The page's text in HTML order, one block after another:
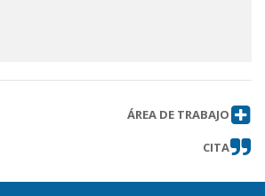
ÁREA DE TRABAJO
CITA